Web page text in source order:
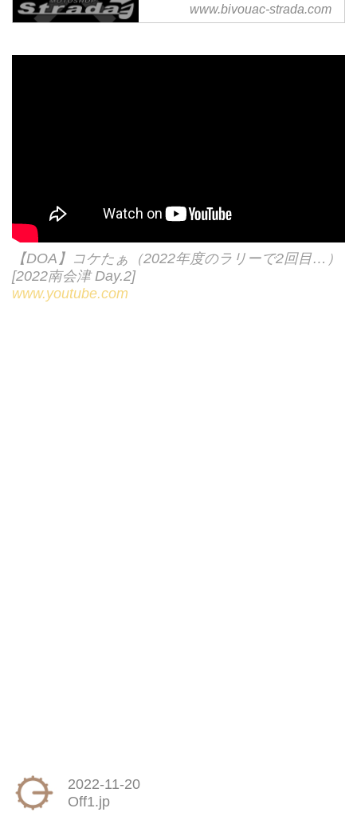
埼玉県所沢市のオフロードバイク
ショップ、Bivouac所沢
BETA（ベータ）、Fantic（ファ
Husqvarna（ハスクバーナ）、
www.bivouac-strada.com
【DOA】コケたぁ（2022年度のラリーで2回目…）
[2022南会津 Day.2]
www.youtube.com
2022-11-20
Off1.jp